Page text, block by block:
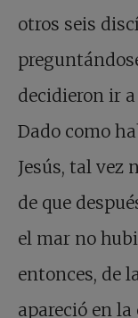
otros seis
decidieron ir
Dado como
Jesús, tal vez
de que
el mar no
entonces, de
apareció en